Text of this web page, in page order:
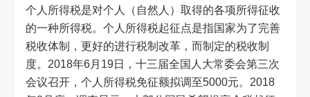
个人所得税是对个人（自然人）取得的各项所得征收
的一种所得税。个人所得税起征点是指国家为了完善
税收体制，更好的进行税制改革，而制定的税收制
度。2018年6月19日，十三届全国人大常委会第三次
会议召开，个人所得税免征额拟调至5000元。2018